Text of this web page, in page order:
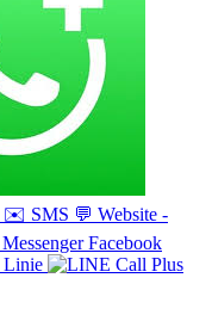
✉️ SMS 💬 Website -
Facebook
Linie